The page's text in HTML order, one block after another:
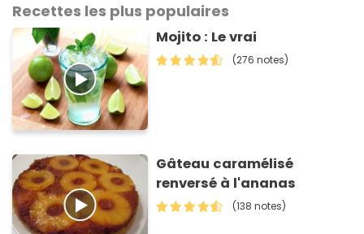
Recettes les plus populaires
Mojito : Le vrai
(276 notes)
Gâteau caramélisé
renversé à l'ananas
(138 notes)